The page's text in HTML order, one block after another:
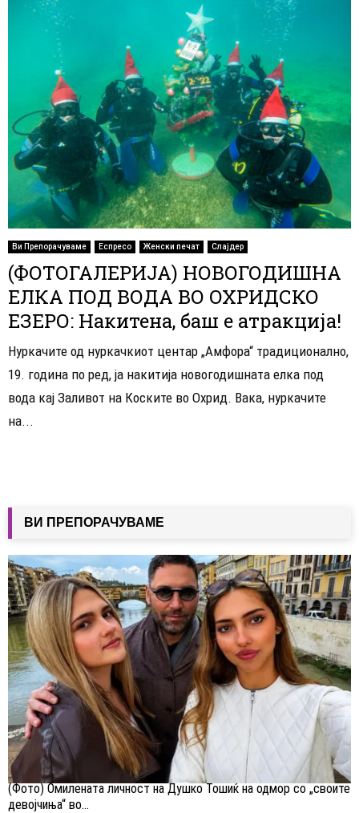
Ви Препорачуваме Еспресо Женски печат Слајдер
(ФОТОГАЛЕРИЈА) НОВОГОДИШНА
ЕЛКА ПОД ВОДА ВО ОХРИДСКО
ЕЗЕРО: Накитена, баш е атракција!
Нуркачите од нуркачкиот центар „Амфора“ традиционално,
19. година по ред, ја накитија новогодишната елка под
вода кај Заливот на Коските во Охрид. Вака, нуркачите
на...
ВИ ПРЕПОРАЧУВАМЕ
(Фото) Омилената личност на Душко Тошиќ на одмор со „своите
девојчиња“ во...